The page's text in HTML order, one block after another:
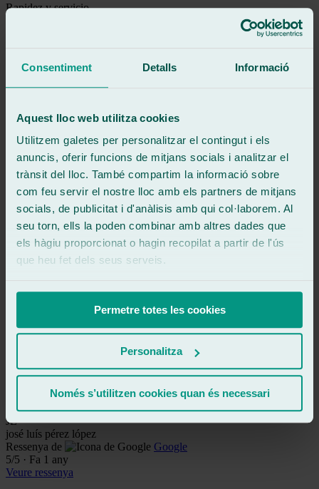
Consentiment Detalls Informació
Aquest lloc web utilitza cookies
Utilitzem galetes per personalitzar el contingut i els
anuncis, oferir funcions de mitjans socials i analitzar el
trànsit del lloc. També compartim la informació sobre
com feu servir el nostre lloc amb els partners de mitjans
socials, de publicitat i d'anàlisis amb qui col·laborem. Al
seu torn, ells la poden combinar amb altres dades que
els hàgiu proporcionat o hagin recopilat a partir de l'ús
que heu fet dels seus serveis.
Permetre totes les cookies
Personalitza
Només s’utilitzen cookies quan és necessari
Rapidez y servicio
Ressenya de
Google
Inmejorables, rápidos, atención excepcional, todo perfecto.
Veure ressenya
crhistian rodriguez
Ressenya de
Google
/5 · Fa 1 any
Veure ressenya
Una atención muy buena, desde el principio estuvieron en contacto
Veure ressenya
Ressenya de
Google
Veure ressenya
JL
josé luís pérez lópez
Ressenya de
Google
5/5 · Fa 1 any
Veure ressenya